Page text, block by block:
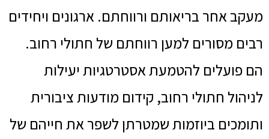
מעקב אחר בריאותם ורווחתם. ארגונים ויחידים
רבים מסורים למען רווחתם של חתולי רחוב.
הם פועלים להטמעת אסטרטגיות יעילות
לניהול חתולי רחוב, קידום מודעות ציבורית
ותומכים ביוזמות שמטרתן לשפר את חייהם של